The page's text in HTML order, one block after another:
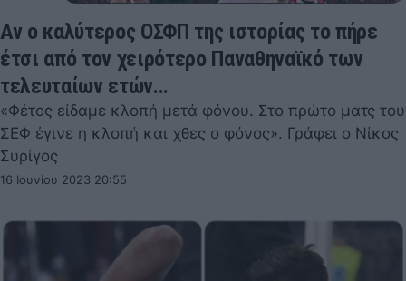
Αν ο καλύτερος ΟΣΦΠ της ιστορίας το πήρε
έτσι από τον χειρότερο Παναθηναϊκό των
τελευταίων ετών...
«Φέτος είδαμε κλοπή μετά φόνου. Στο πρώτο ματς του
ΣΕΦ έγινε η κλοπή και χθες ο φόνος». Γράφει ο Νίκος
Συρίγος
16 Ιουνίου 2023 20:55